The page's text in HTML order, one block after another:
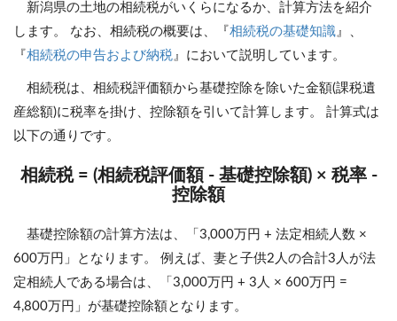
新潟県の土地の相続税がいくらになるか、計算方法を紹介
します。 なお、相続税の概要は、『 相続税の基礎知識』、
『 相続税の申告および納税』において説明しています。
相続税は、相続税評価額から基礎控除を除いた金額(課税遺
産総額)に税率を掛け、控除額を引いて計算します。 計算式は
以下の通りです。
相続税 = (相続税評価額 - 基礎控除額) × 税率 -
控除額
基礎控除額の計算方法は、「3,000万円 + 法定相続人数 ×
600万円」となります。 例えば、妻と子供2人の合計3人が法
定相続人である場合は、「3,000万円 + 3人 × 600万円 =
4,800万円」が基礎控除額となります。